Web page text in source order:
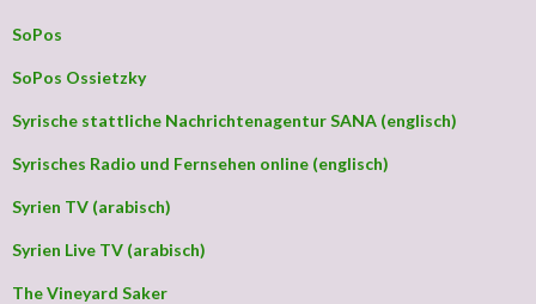
SoPos
SoPos Ossietzky
Syrische stattliche Nachrichtenagentur SANA (englisch)
Syrisches Radio und Fernsehen online (englisch)
Syrien TV (arabisch)
Syrien Live TV (arabisch)
The Vineyard Saker